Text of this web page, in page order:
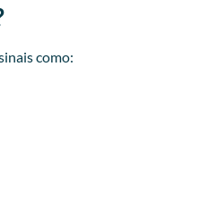
como: